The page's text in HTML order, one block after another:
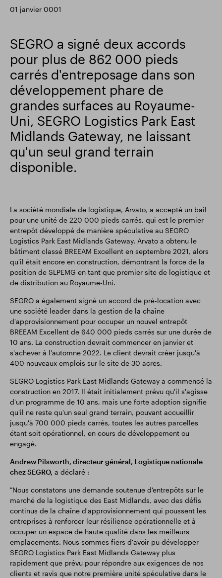
Parc intelligent
01 janvier 0001
SEGRO a signé deux accords
pour plus de 862 000 pieds
carrés d'entreposage dans son
développement phare de
grandes surfaces au Royaume-
Uni, SEGRO Logistics Park East
Midlands Gateway, ne laissant
qu'un seul grand terrain
disponible.
La société mondiale de logistique, Arvato, a accepté un bail
pour une unité de 220 000 pieds carrés, qui est le premier
entrepôt développé de manière spéculative au SEGRO
Logistics Park East Midlands Gateway. Arvato a obtenu le
bâtiment classé BREEAM Excellent en septembre 2021, alors
qu'il était encore en construction, démontrant la force de la
position de SLPEMG en tant que premier site de logistique et
de distribution au Royaume-Uni.
SEGRO a également signé un accord de pré-location avec
une société leader dans la gestion de la chaîne
d'approvisionnement pour occuper un nouvel entrepôt
BREEAM Excellent de 640 000 pieds carrés sur une durée de
10 ans. La construction devrait commencer en janvier et
s'achever à l'automne 2022. Le client devrait créer jusqu'à
400 nouveaux emplois sur le site de 30 acres.
SEGRO Logistics Park East Midlands Gateway a commencé la
construction en 2017. Il était initialement prévu qu'il s'agisse
d'un programme de 10 ans, mais une forte adoption signifie
qu'il ne reste qu'un seul grand terrain, pouvant accueillir
jusqu'à 700 000 pieds carrés, toutes les autres parcelles
étant soit opérationnel, en cours de développement ou
engagé.
Andrew Pilsworth, directeur général, Logistique nationale
chez SEGRO, a déclaré :
"Nous constatons une demande soutenue d'entrepôts sur le
marché de la logistique des East Midlands, avec des défis
continus de la chaîne d'approvisionnement qui poussent les
entreprises à renforcer leur résilience opérationnelle et à
occuper un espace de haute qualité dans les meilleurs
emplacements. Nous sommes fiers d'avoir pu développer
SEGRO Logistics Park East Midlands Gateway plus
rapidement que prévu pour répondre aux exigences de nos
clients et ravis que notre première unité spéculative dans le